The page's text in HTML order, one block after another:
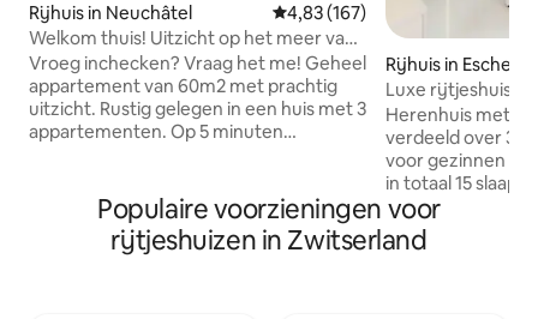
Rijhuis in Neuchâtel Gemiddelde beoordeling van
4,83 (167)
Welkom thuis! Uitzicht op het meer van
60 m2
Vroeg inchecken? Vraag het me! Geheel
appartement van 60m2 met prachtig
uitzicht. Rustig gelegen in een huis met 3
appartementen. Op 5 minuten
toeristenkaart INBEGREPEN bij het
appartement. De bushalte is op 2
stappen afstand.Het stadscentrum is in
Rijhuis in Eschenz
Luxe rijtjeshuis
Herenhuis met
verdeeld over 3
voor gezinnen en
in totaal 15
verdeeld in 1
combineerbare
3 badkamers, die
Populaire voorzieningen voor
rijtjeshuizen in Zwitserland